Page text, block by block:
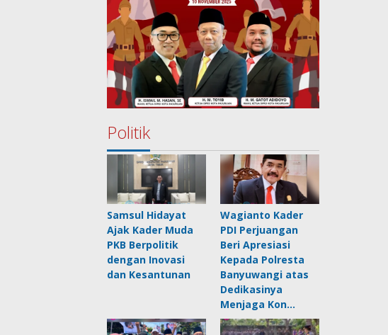
Politik
Samsul Hidayat
Ajak Kader Muda
PKB Berpolitik
dengan Inovasi
dan Kesantunan
Wagianto Kader
PDI Perjuangan
Beri Apresiasi
Kepada Polresta
Banyuwangi atas
Dedikasinya
Menjaga Kon…